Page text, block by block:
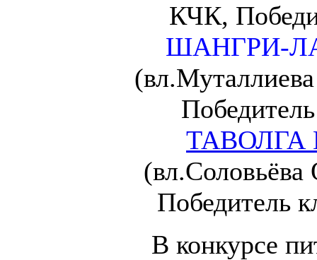
КЧК,
ШАНГРИ-
ТАВОЛГА
Победитель
В конкурсе